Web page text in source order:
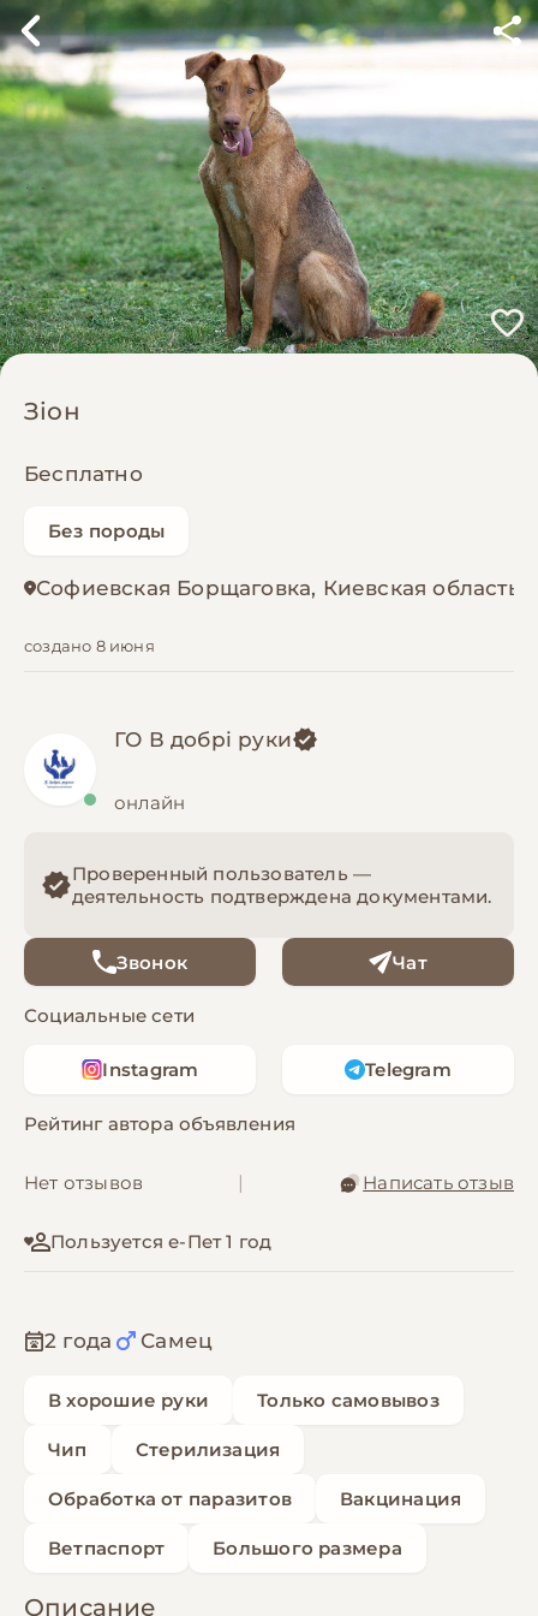
Зіон
Бесплатно
Без породы
Софиевская Борщаговка, Киевская область
создано 8 июня
ГО В добрі руки
онлайн
Проверенный пользователь —
деятельность подтверждена документами.
Звонок Чат
Социальные сети
Instagram Telegram
Рейтинг автора объявления
Нет отзывов Написать отзыв
Пользуется е-Пет 1 год
2 года Самец
В хорошие руки Только самовывоз
Чип Стерилизация
Обработка от паразитов Вакцинация
Ветпаспорт Большого размера
Описание